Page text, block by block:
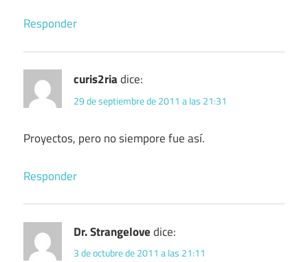
Responder
curis2riadice:
29 de septiembre de 2011 a las 21:31
Proyectos, pero no siempore fue así.
Responder
Dr. Strangelovedice:
3 de octubre de 2011 a las 21:11